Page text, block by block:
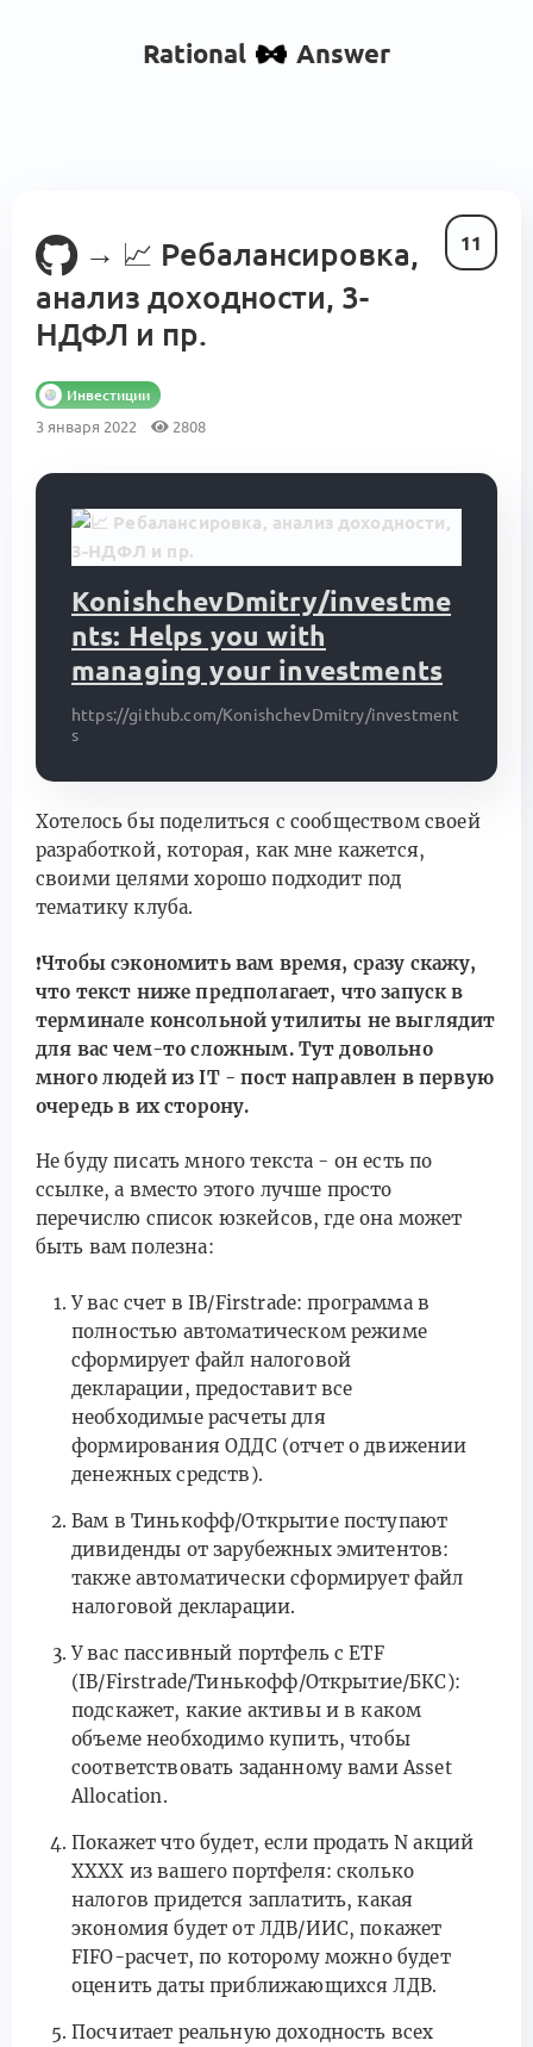
Rational Answer
11
→ 📈 Ребалансировка,
анализ доходности, 3-
НДФЛ и пр.
Инвестиции
3 января 2022 2808
KonishchevDmitry/investme
nts: Helps you with
managing your investments
https://github.com/KonishchevDmitry/investment
s
Хотелось бы поделиться с сообществом своей
разработкой, которая, как мне кажется,
своими целями хорошо подходит под
тематику клуба.
❗Чтобы сэкономить вам время, сразу скажу,
что текст ниже предполагает, что запуск в
терминале консольной утилиты не выглядит
для вас чем-то сложным. Тут довольно
много людей из IT - пост направлен в первую
очередь в их сторону.
Не буду писать много текста - он есть по
ссылке, а вместо этого лучше просто
перечислю список юзкейсов, где она может
быть вам полезна:
У вас счет в IB/Firstrade: программа в
полностью автоматическом режиме
сформирует файл налоговой
декларации, предоставит все
необходимые расчеты для
формирования ОДДС (отчет о движении
денежных средств).
Вам в Тинькофф/Открытие поступают
дивиденды от зарубежных эмитентов:
также автоматически сформирует файл
налоговой декларации.
У вас пассивный портфель с ETF
(IB/Firstrade/Тинькофф/Открытие/БКС):
подскажет, какие активы и в каком
объеме необходимо купить, чтобы
соответствовать заданному вами Asset
Allocation.
Покажет что будет, если продать N акций
XXXX из вашего портфеля: сколько
налогов придется заплатить, какая
экономия будет от ЛДВ/ИИС, покажет
FIFO-расчет, по которому можно будет
оценить даты приближающихся ЛДВ.
Посчитает реальную доходность всех